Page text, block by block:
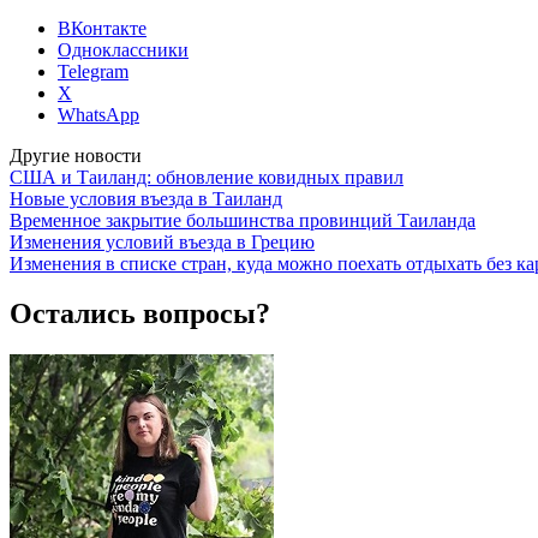
ВКонтакте
Одноклассники
Telegram
X
WhatsApp
Другие новости
США и Таиланд: обновление ковидных правил
Новые условия въезда в Таиланд
Временное закрытие большинства провинций Таиланда
Изменения условий въезда в Грецию
Изменения в списке стран, куда можно поехать отдыхать без
Остались вопросы?